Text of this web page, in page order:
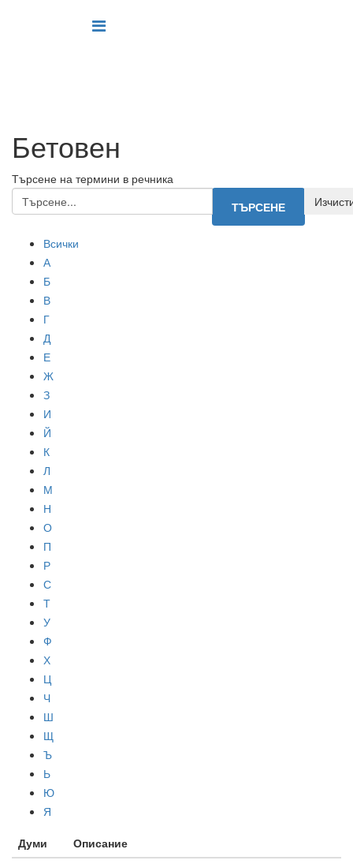
Бетовен
Търсене на термини в речника
Всички
А
Б
В
Г
Д
Е
Ж
З
И
Й
К
Л
М
Н
О
П
Р
С
Т
У
Ф
Х
Ц
Ч
Ш
Щ
Ъ
Ь
Ю
Я
Думи
Описание